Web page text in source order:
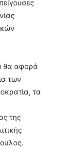
θα αφορά
των
τα
της